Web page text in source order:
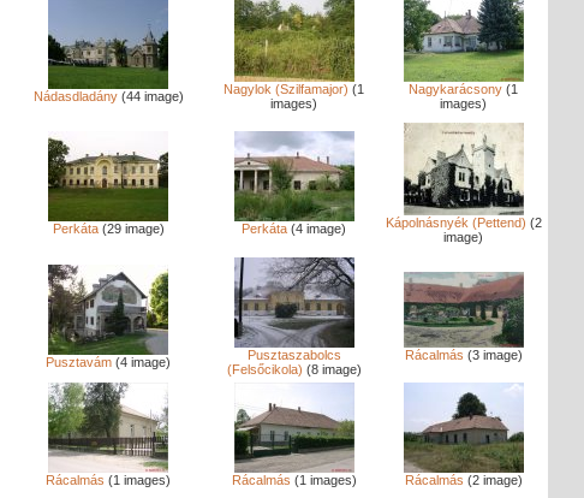
Nádasdladány(44 image) Nagylok (Szilfamajor) (1
images)
Nagykarácsony (1
images)
Perkáta(29 image) Perkáta (4 image) Kápolnásnyék (Pettend) (2
image)
Pusztavám (4 image)
Pusztaszabolcs
(Felsőcikola) (8 image)
Rácalmás (3 image)
Rácalmás (1 images) Rácalmás (1 images) Rácalmás (2 image)